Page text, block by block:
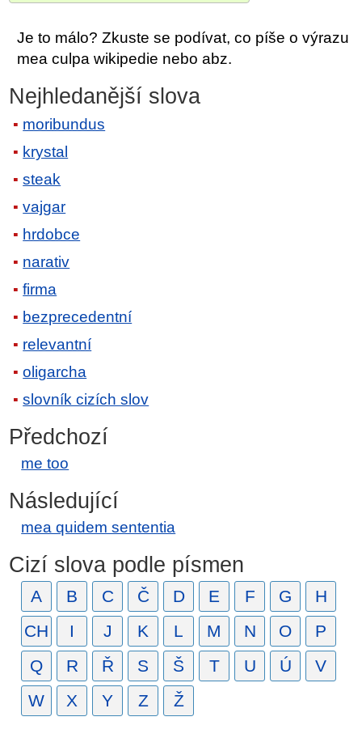
Je to málo? Zkuste se podívat, co píše o výrazu
mea culpa wikipedie nebo abz.
Nejhledanější slova
moribundus
krystal
steak
vajgar
hrdobce
narativ
firma
bezprecedentní
relevantní
oligarcha
slovník cizích slov
Předchozí
me too
Následující
mea quidem sententia
Cizí slova podle písmen
A B C Č D E F G
H
CH
I J K L M N O
P
Q
R Ř S Š T U Ú
V
W
X Y Z Ž